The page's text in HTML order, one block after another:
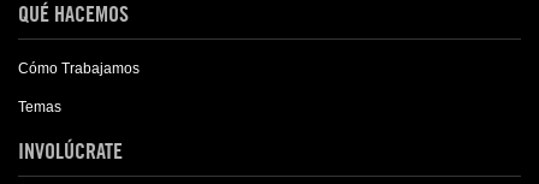
QUÉ HACEMOS
Cómo Trabajamos
Temas
INVOLÚCRATE